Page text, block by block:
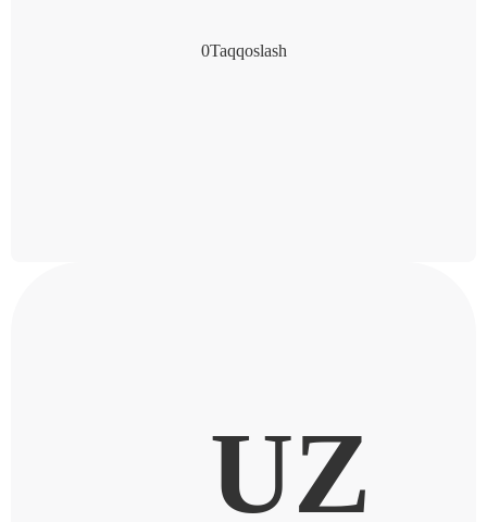
0Taqqoslash
UZ